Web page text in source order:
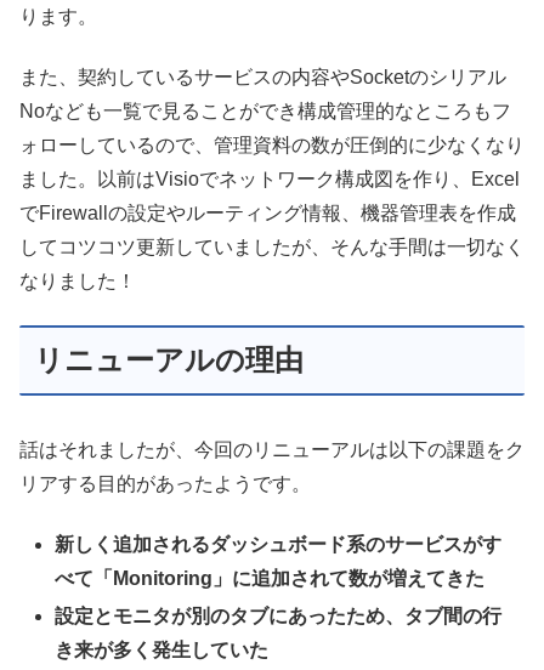
ります。
また、契約しているサービスの内容やSocketのシリアル
Noなども一覧で見ることができ構成管理的なところもフ
ォローしているので、管理資料の数が圧倒的に少なくなり
ました。以前はVisioでネットワーク構成図を作り、Excel
でFirewallの設定やルーティング情報、機器管理表を作成
してコツコツ更新していましたが、そんな手間は一切なく
なりました！
リニューアルの理由
話はそれましたが、今回のリニューアルは以下の課題をク
リアする目的があったようです。
新しく追加されるダッシュボード系のサービスがす
べて「Monitoring」に追加されて数が増えてきた
設定とモニタが別のタブにあったため、タブ間の行
き来が多く発生していた